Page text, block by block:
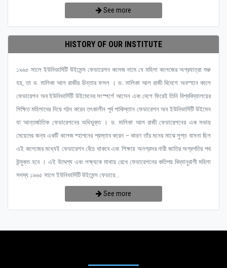
See more
HISTORY OF OUR INSTITUTE
১৯৬৫ সালে ইউনিভার্সিটি উইমেন্স ফেডারেশন কলেজ নামে যে মহিলা কলেজের অগ্রযাত্রা শুরু
হয়, তা ড. মালিকা আল রাজীর চিন্তার ফসল । ড. মালিকা আল রাজী বিদেশে অবস্হান কালে
ফেডারেশন অব ইউনিভার্সিটি উইমেনের সংস্পর্শে আসেন এবং দেশে ফিরেই তিনি বিশ্ববিদ্যালয়ের
শিক্ষিত মহিলাদের নিয়ে গঠন করেন তৎকালীন পূর্ব পাকিস্তান ফেডারেশন অব ইউনিভার্সিটি উইমেন
যা আন্তর্জাতিক ফেডারেশনের অধিভুক্ত । ড. মালিকা আল রাজী ফেডারেশনের এক সভায়
মেয়েদের জন্য একটি কলেজ ষ্হাপনের প্রস্তাব করেন – কারণ তাঁর মনের মাঝে সুপ্ত বাসনা ছিল
এই কলেজের মধ্যেই ফেডারেশন বেঁচে থাকবে এবং শিক্ষায় অনগ্রসর নারী জাতির অগ্রগতির পথ
উন্মুক্ত হবে । এই উদ্দেশ্য এবং লক্ষ্যকে মাথায় রেখে ফেডারেশনের কতিপয় বিদ্যানুরাগী মহিলা
সদস্য ১৯৬৫ সালে ইউনিভার্সিটি উইমেন্স ফেডারে...
See more